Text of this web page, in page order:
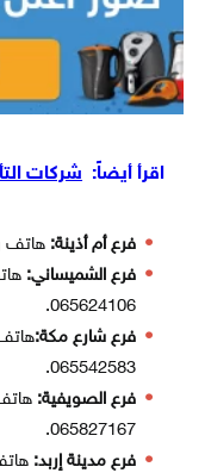
اقرأ أيضاً: شركات
فرع أم أذينة: هاتف رقم:
فرع الشميساني:
065624106.
فرع شارع مكة:
065542583.
فرع الصويفية:
065827167.
فرع مدينة إربد: